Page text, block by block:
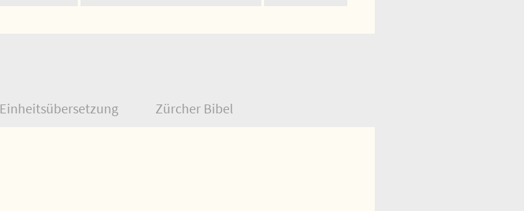
Einheitsübersetzung Zürcher Bibel